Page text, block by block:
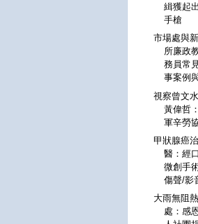
緝獲起
手槍
市場處與
所廉政
務員常
事案例
視察曾文
黃偉哲
軍辛勞
甲狀腺癌
醫：經
微創手
傷聲/影
大雨無阻
處：感